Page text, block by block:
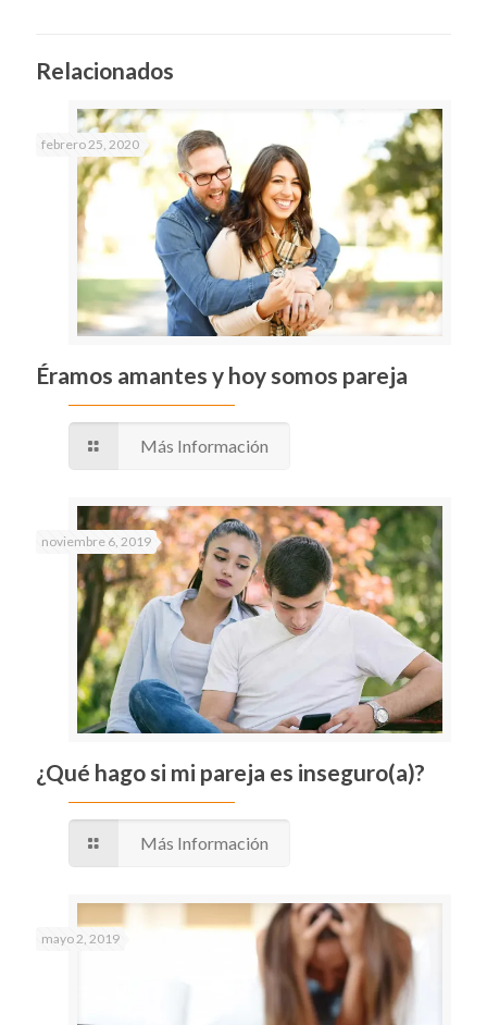
Relacionados
febrero 25, 2020
Éramos amantes y hoy somos pareja
Más Información
noviembre 6, 2019
¿Qué hago si mi pareja es inseguro(a)?
Más Información
mayo 2, 2019